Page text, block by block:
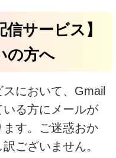
信サービス】
の方へ
において、Gmail
る方にメールが
す。ご迷惑おか
ございません。